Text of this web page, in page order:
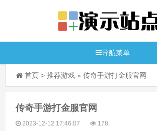
导航菜单
首页 >推荐游戏 »传奇手游打金服官网
传奇手游打金服官网
2023-12-12 17:46:07 178